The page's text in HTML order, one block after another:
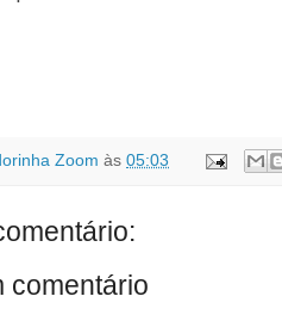
Zoom às 05:03
comentário